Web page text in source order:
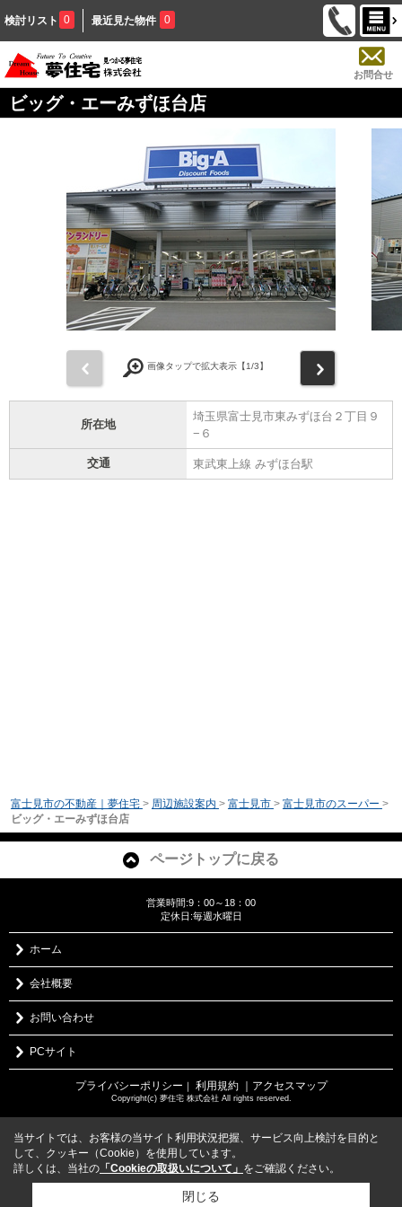
検討リスト 0 最近見た物件 0
お問合せ
ビッグ・エーみずほ台店
画像タップで拡大表示【1/3】
所在地
埼玉県富士見市東みずほ台２丁目９
−６
交通 東武東上線 みずほ台駅
富士見市の不動産｜夢住宅 > 周辺施設案内 > 富士見市 > 富士見市のスーパー >
ビッグ・エーみずほ台店
ページトップに戻る
営業時間:9：00～18：00
定休日:毎週水曜日
ホーム
会社概要
お問い合わせ
PCサイト
プライバシーポリシー ｜ 利用規約 ｜アクセスマップ
Copyright(c) 夢住宅 株式会社 All rights reserved.
当サイトでは、お客様の当サイト利用状況把握、サービス向上検討を目的と
して、クッキー（Cookie）を使用しています。
詳しくは、当社の 「Cookieの取扱いについて」 をご確認ください。
閉じる